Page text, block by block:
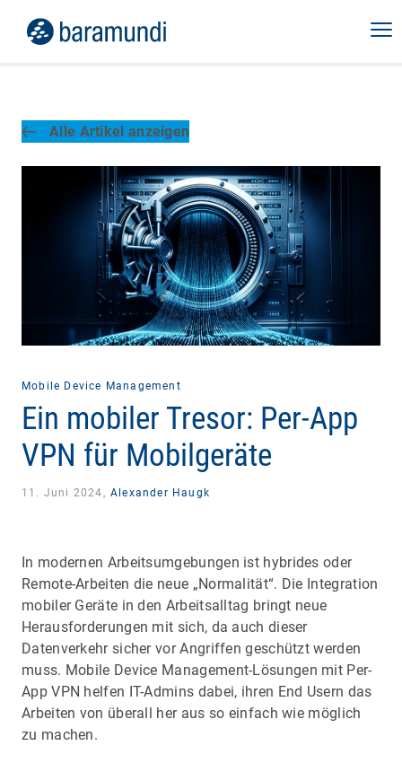
Alle Artikel anzeigen
Mobile Device Management
Ein mobiler Tresor: Per-App
VPN für Mobilgeräte
11. Juni 2024, Alexander Haugk
In modernen Arbeitsumgebungen ist hybrides oder
Remote-Arbeiten die neue „Normalität“. Die Integration
mobiler Geräte in den Arbeitsalltag bringt neue
Herausforderungen mit sich, da auch dieser
Datenverkehr sicher vor Angriffen geschützt werden
muss. Mobile Device Management-Lösungen mit Per-
App VPN helfen IT-Admins dabei, ihren End Usern das
Arbeiten von überall her aus so einfach wie möglich
zu machen.